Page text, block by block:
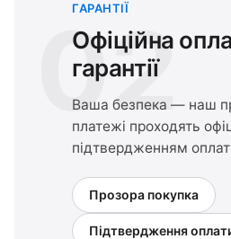
02
ГАРАНТІЇ
Офіційна
гарантії
Ваша безпека — наш
платежі проходять
підтвердженням
Прозора покупка
Підтвердження